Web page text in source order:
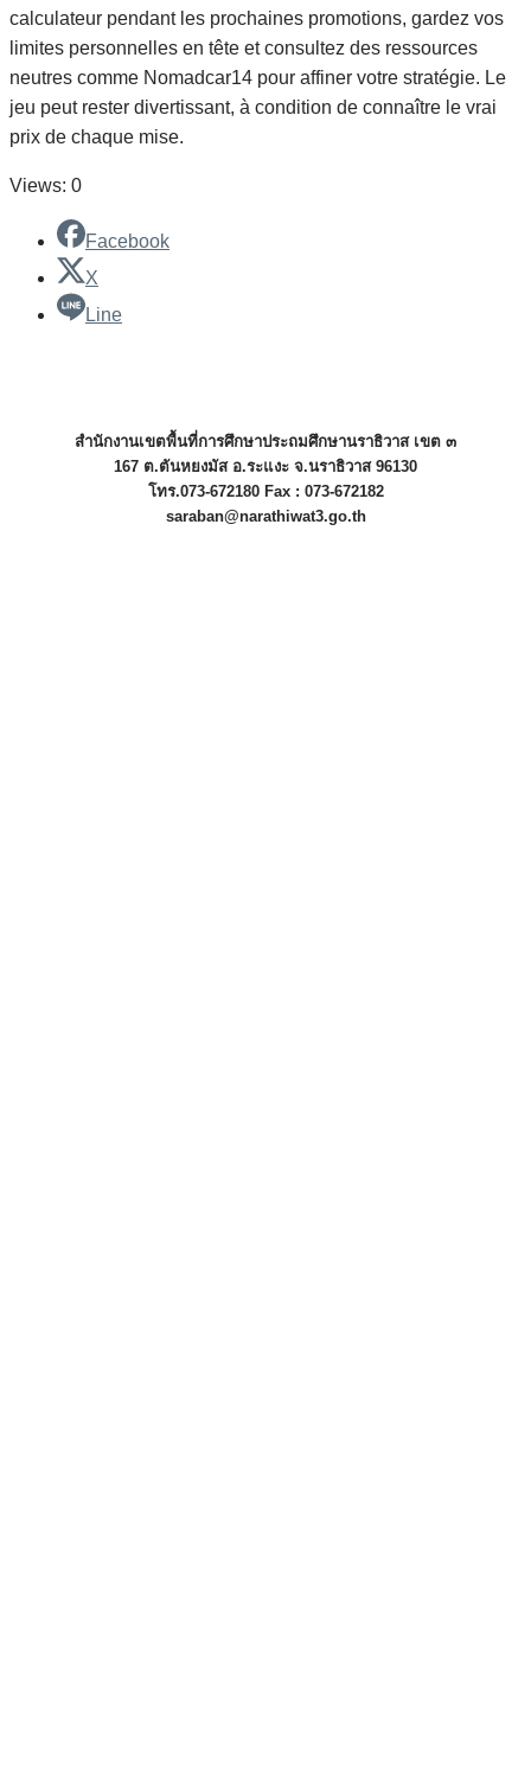
calculateur pendant les prochaines promotions, gardez vos
limites personnelles en tête et consultez des ressources
neutres comme Nomadcar14 pour affiner votre stratégie. Le
jeu peut rester divertissant, à condition de connaître le vrai
prix de chaque mise.
Views: 0
Facebook
X
Line
สำนักงานเขตพื้นที่การศึกษาประถมศึกษานราธิวาส เขต ๓
167 ต.ตันหยงมัส อ.ระแงะ จ.นราธิวาส 96130
โทร.073-672180 Fax : 073-672182
saraban@narathiwat3.go.th